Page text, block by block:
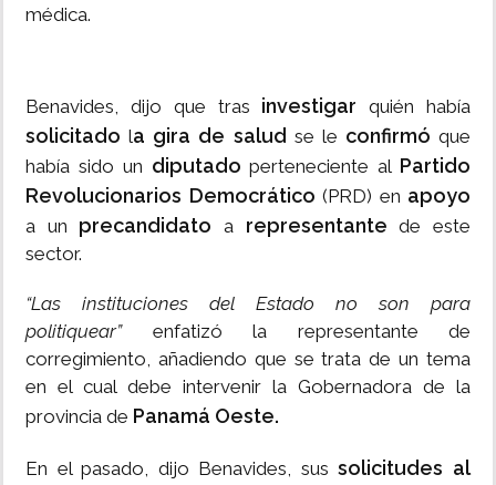
médica.
Benavides, dijo que tras investigarquién había
solicitado la gira de salud se le confirmó que
había sido un diputadoperteneciente al Partido
Revolucionarios Democrático (PRD) en apoyo
a un precandidatoa representantede este
sector.
“Las instituciones del Estado no son para
politiquear”enfatizó la representante de
corregimiento, añadiendo que se trata de un tema
en el cual debe intervenir la Gobernadora de la
provincia de Panamá Oeste.
En el pasado, dijo Benavides, sussolicitudes al